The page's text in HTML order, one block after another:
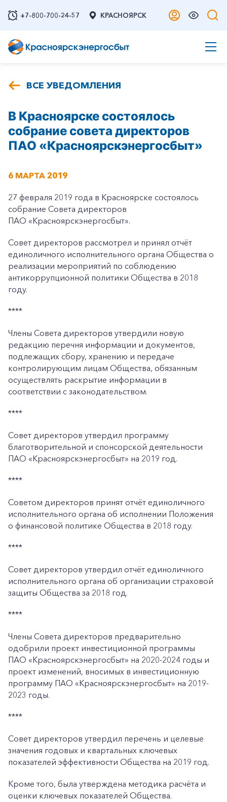
+7-800-700-24-57 КРАСНОЯРСК
ВСЕ УВЕДОМЛЕНИЯ
В Красноярске состоялось
собрание совета директоров
ПАО «Красноярскэнергосбыт»
6 МАРТА 2019
27 февраля 2019 года в Красноярске состоялось
собрание Совета директоров
ПАО «Красноярскэнергосбыт».
Совет директоров рассмотрел и принял отчёт
единоличного исполнительного органа Общества о
реализации мероприятий по соблюдению
антикоррупционной политики Общества в 2018
году.
****
Члены Совета директоров утвердили новую
редакцию перечня информации и документов,
подлежащих сбору, хранению и передаче
контролирующим лицам Общества, обязанным
осуществлять раскрытие информации в
соответствии с законодательством.
****
Совет директоров утвердил программу
благотворительной и спонсорской деятельности
ПАО «Красноярскэнергосбыт» на 2019 год.
****
Советом директоров принят отчёт единоличного
исполнительного органа об исполнении Положения
о финансовой политике Общества в 2018 году.
****
Совет директоров утвердил отчёт единоличного
исполнительного органа об организации страховой
защиты Общества за 2018 год.
****
Члены Совета директоров предварительно
одобрили проект инвестиционной программы
ПАО «Красноярскэнергосбыт» на 2020-2024 годы и
проект изменений, вносимых в инвестиционную
программу ПАО «Красноярскэнергосбыт» на 2019-
2023 годы.
****
Совет директоров утвердил перечень и целевые
значения годовых и квартальных ключевых
показателей эффективности Общества на 2019 год.
Кроме того, была утверждена методика расчёта и
оценки ключевых показателей Общества.